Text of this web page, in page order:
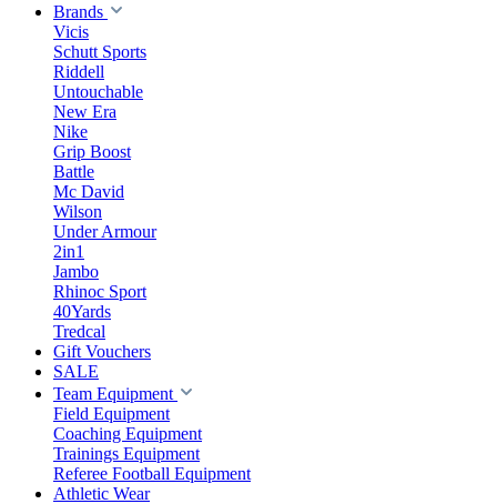
Brands
Vicis
Schutt Sports
Riddell
Untouchable
New Era
Nike
Grip Boost
Battle
Mc David
Wilson
Under Armour
2in1
Jambo
Rhinoc Sport
40Yards
Tredcal
Gift Vouchers
SALE
Team Equipment
Field Equipment
Coaching Equipment
Trainings Equipment
Referee Football Equipment
Athletic Wear